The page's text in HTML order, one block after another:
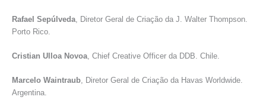
Rafael Sepúlveda , Diretor Geral de Criação da J. Walter Thompson.
Porto Rico.
Cristian Ulloa Novoa , Chief Creative Officer da DDB. Chile.
Marcelo Waintraub, Diretor Geral de Criação da Havas Worldwide.
Argentina.